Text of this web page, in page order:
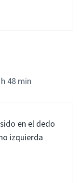
48 min
en el dedo
izquierda